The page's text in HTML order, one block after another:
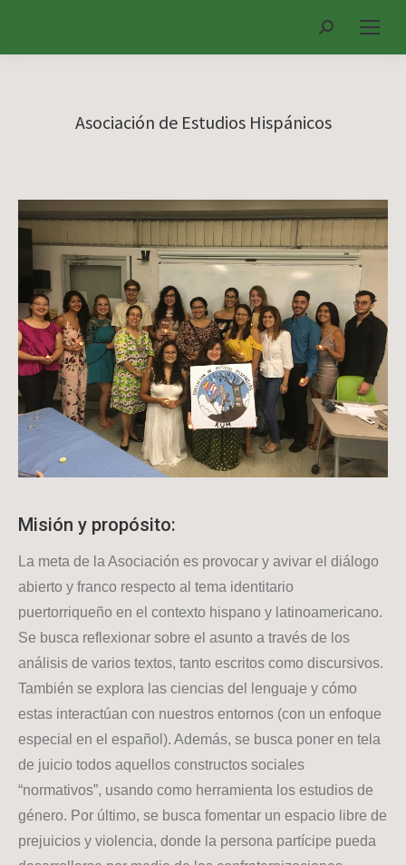
Search:
Asociación de Estudios Hispánicos
Misión y propósito:
La meta de la Asociación es provocar y avivar el diálogo
abierto y franco respecto al tema identitario
puertorriqueño en el contexto hispano y latinoamericano.
Se busca reflexionar sobre el asunto a través de los
análisis de varios textos, tanto escritos como discursivos.
También se explora las ciencias del lenguaje y cómo
estas interactúan con nuestros entornos (con un enfoque
especial en el español). Además, se busca poner en tela
de juicio todos aquellos constructos sociales
“normativos”, usando como herramienta los estudios de
género. Por último, se busca fomentar un espacio libre de
prejuicios y violencia, donde la persona partícipe pueda